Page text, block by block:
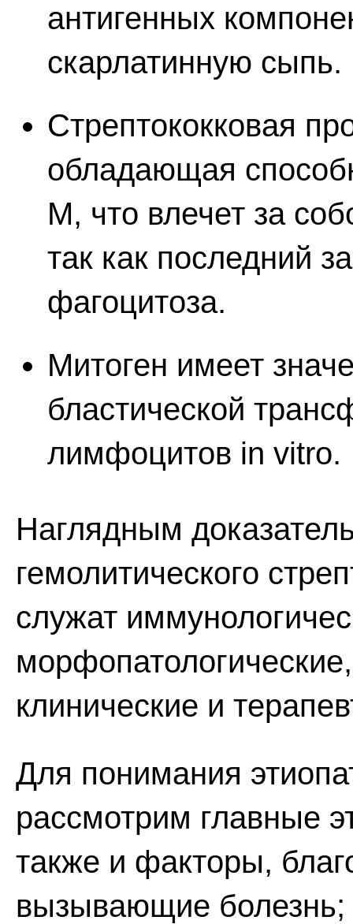
антигенных
скарлатинную сыпь.
Стрептококковая
обладающая
М, что влечет за
так как последний
фагоцитоза.
Митоген имеет
бластической
лимфоцитов in vitro.
Наглядным
гемолитического
служат
клинические и
Для понимания
рассмотрим главные
также и факторы,
вызывающие